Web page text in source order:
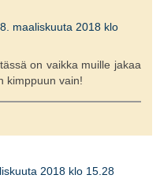
maaliskuuta 2018 klo
on vaikka muille jakaa
kimppuun vain!
2018 klo 15.28